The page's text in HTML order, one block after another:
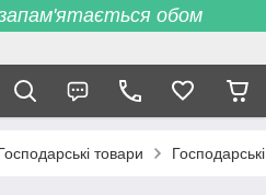
обом
товари